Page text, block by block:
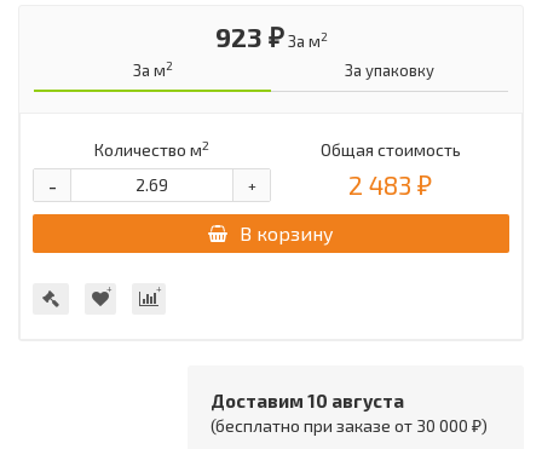
923 ₽ За м2
За м2 За упаковку
Количество м2
+
-
Общая стоимость
2 483 ₽
В корзину
Доставим 10 августа
(бесплатно при заказе от 30 000 ₽)